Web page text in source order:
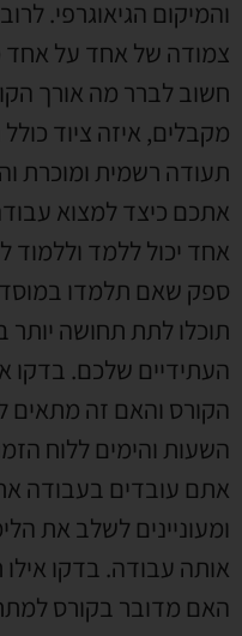
והמיקום הגיאוגרפי. לרוב
צמודה של אחד על אחד
חשוב לברר מה אורך
מקבלים, איזה ציוד
תעודה רשמית ומוכרת
אתכם כיצד למצוא
אחד יכול ללמד וללמוד
ספק שאם תלמדו
תוכלו לתת תחושה יותר
העתידיים שלכם. בדקו
הקורס והאם זה מתאים
השעות והימים ללוח
אתם עובדים בעבודה
ומעוניינים לשלב את
אותה עבודה. בדקו
האם מדובר בקורס